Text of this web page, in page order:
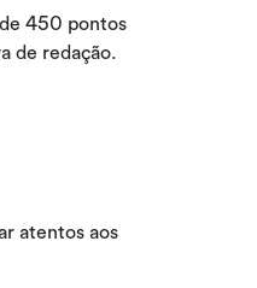
450 pontos
de redação.
atentos aos